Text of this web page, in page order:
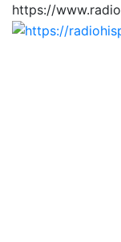
https://